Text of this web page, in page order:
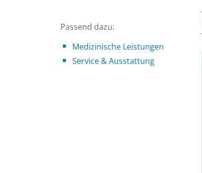
Passend dazu:
Medizinische Leistungen
Service & Ausstattung